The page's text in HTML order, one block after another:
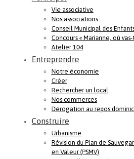
Vie associative
Nos associations
Conseil Municipal des
Concours « Marianne, où vas-
Atelier 104
Entreprendre
Notre économie
Créer
Rechercher un local
Nos commerces
Dérogation au repos
Construire
Urbanisme
Révision du Plan de
en Valeur (PSMV)